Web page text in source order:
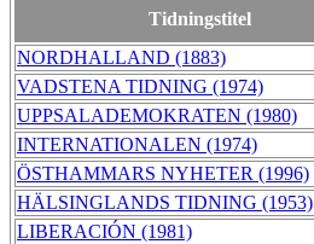
Tidningstitel
NORDHALLAND (1883)
VADSTENA TIDNING (1974)
UPPSALADEMOKRATEN (1980)
INTERNATIONALEN (1974)
ÖSTHAMMARS NYHETER (1996)
HÄLSINGLANDS TIDNING (1953)
LIBERACIÓN (1981)